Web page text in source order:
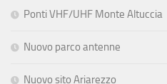
Ponti VHF/UHF Monte Altuccia
Nuovo parco antenne
Nuovo sito Ariarezzo